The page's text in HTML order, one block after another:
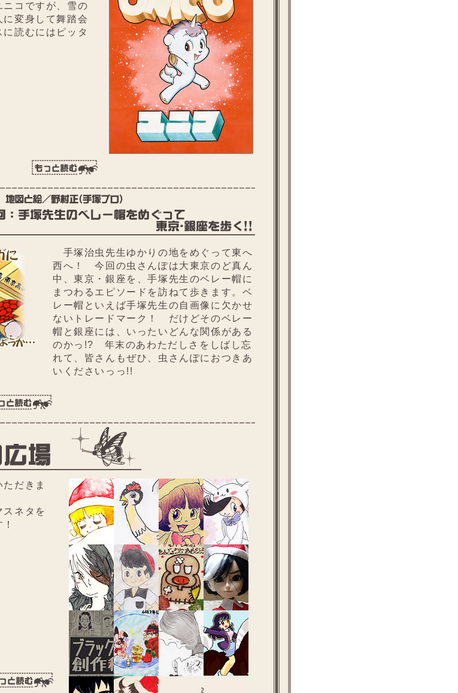
コですが、雪の
変身して舞踏会
読むにはピッタ
手塚治虫先生ゆかりの地をめぐって東へ
西へ！ 今回の虫さんぽは大東京のど真ん
中、東京・銀座を、手塚先生のベレー帽に
まつわるエピソードを訪ねて歩きます。ベ
レー帽といえば手塚先生の自画像に欠かせ
ないトレードマーク！ だけどそのベレー
帽と銀座には、いったいどんな関係がある
のかっ!? 年末のあわただしさをしばし忘
れて、皆さんもぜひ、虫さんぽにおつきあ
いくださいっっ!!
だきま
ネタを